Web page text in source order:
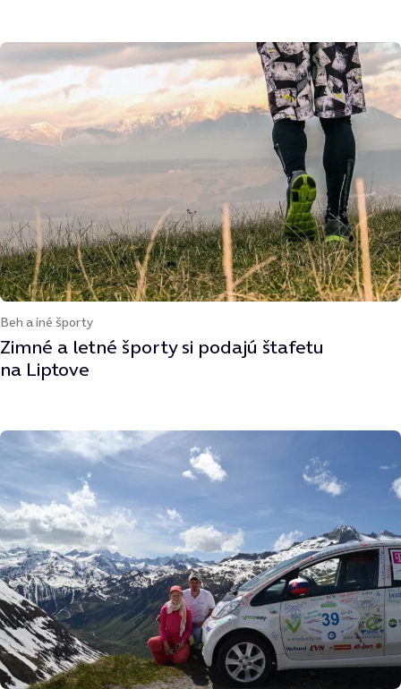
Beh a iné športy
Zimné a letné športy si podajú štafetu
na Liptove